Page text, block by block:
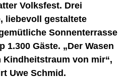
Volksfest. Drei
liebevoll gestaltete
Sonnenterrasse
1.300 Gäste. „Der Wasen
von mir“,
Uwe Schmid.